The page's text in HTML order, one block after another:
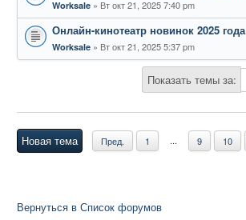
Worksale Вт окт 21, 2025 7:40 pm
Онлайн-кинотеатр новинок 2025 года
Worksale Вт окт 21, 2025 5:37 pm
Показать темы за:
Новая тема Пред. 1 ... 9 10
Вернуться в Список форумов